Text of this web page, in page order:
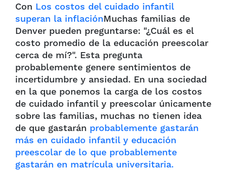
Con Los costos del cuidado infantil
superan la inflaciónMuchas familias de
Denver pueden preguntarse: "¿Cuál es el
costo promedio de la educación preescolar
cerca de mí?". Esta pregunta
probablemente genere sentimientos de
incertidumbre y ansiedad. En una sociedad
en la que ponemos la carga de los costos
de cuidado infantil y preescolar únicamente
sobre las familias, muchas no tienen idea
de que gastarán probablemente gastarán
más en cuidado infantil y educación
preescolar de lo que probablemente
gastarán en matrícula universitaria.